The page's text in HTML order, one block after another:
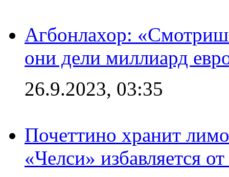
Агбонлахор:
они дели миллиард
26.9.2023, 03:35
Почеттино хранит
«Челси» избавляется